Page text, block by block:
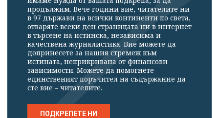
продължим. Вече години вие, читателите ни
в 97 държави на всички континенти по света,
отваряте всеки ден страницата ни в интернет
в търсене на истинска, независима и
качествена журналистика. Вие можете да
допринесете за нашия стремеж към
истината, неприкривана от финансови
зависимости. Можете да помогнете
единственият поръчител на съдържание да
сте вие – читателите.
ПОДКРЕПЕТЕ НИ